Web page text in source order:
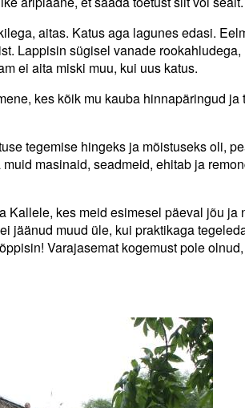
aitas. Katus aga lagunes edasi.
Lappisin sügisel vanade
ei aita miski muu, kui uus katus.
kes kõik mu kauba hinnapäringud
tegemise hingeks ja mõistuseks oli,
masinaid, seadmeid, ehitab ja
Kallele, kes meid esimesel päeval jõu ja
jäänud muud üle, kui praktikaga
Varajasemat kogemust pole